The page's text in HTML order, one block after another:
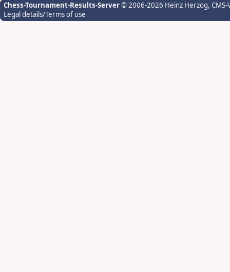
Chess-Tournament-Results-Server© 2006-2026 Heinz Herzog,
Legal details/Terms of use